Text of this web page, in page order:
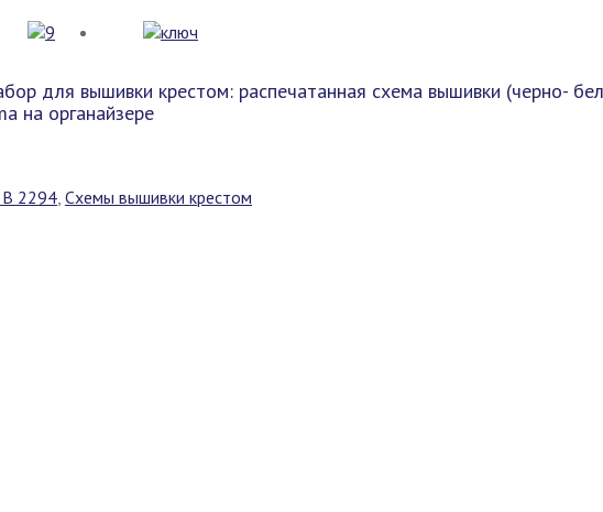
для вышивки крестом: распечатанная схема вышивки (черно-
на органайзере
2294 Схемы вышивки крестом